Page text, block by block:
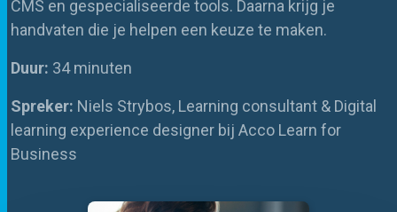
CMS en gespecialiseerde tools. Daarna krijg je
handvaten die je helpen een keuze te maken.
Duur: 34 minuten
Spreker: Niels Strybos, Learning consultant & Digital
learning experience designer bij Acco Learn for
Business